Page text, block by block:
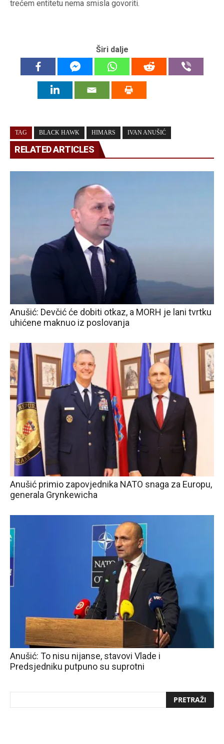
trećem entitetu nema smisla govoriti.
Širi dalje
TAG BLACK HAWK HIMARS IVAN ANUŠIĆ
RELATED ARTICLES
Anušić: Devčić će dobiti otkaz, a MORH je lani tvrtku
uhićene maknuo iz poslovanja
Anušić primio zapovjednika NATO snaga za Europu,
generala Grynkewicha
Anušić: To nisu nijanse, stavovi Vlade i
Predsjedniku putpuno su suprotni